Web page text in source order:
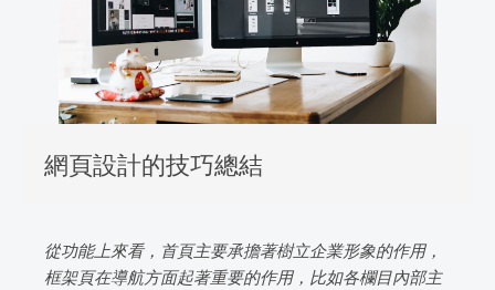
網頁設計的技巧總結
從功能上來看，首頁主要承擔著樹立企業形象的作用，
框架頁在導航方面起著重要的作用，比如各欄目內部主